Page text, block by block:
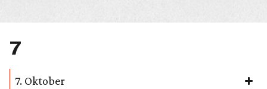
7
7. Oktober